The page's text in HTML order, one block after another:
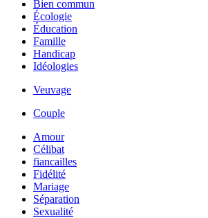
Bien commun
Écologie
Éducation
Famille
Handicap
Idéologies
Veuvage
Couple
Amour
Célibat
fiancailles
Fidélité
Mariage
Séparation
Sexualité